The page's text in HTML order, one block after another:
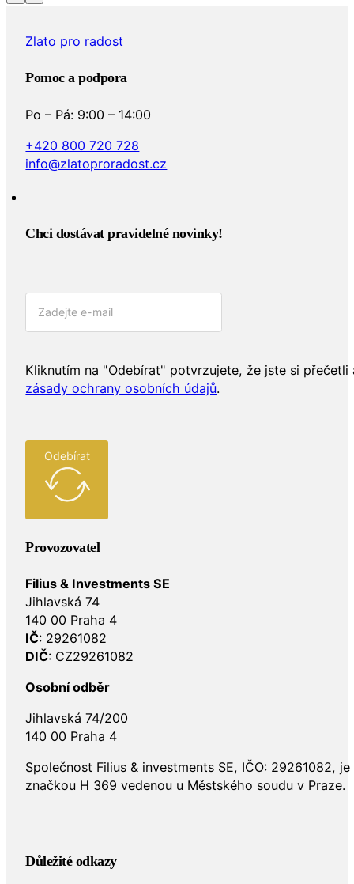
+420 800 720 728
Kliknutím na "Odebírat" potvrzujete, že jste si přečetli
Odebírat
Filius & Investments SE
Jihlavská 74
140 00 Praha 4
IČ: 29261082
Jihlavská 74/200
Společnost Filius & investments SE, IČO: 29261082,